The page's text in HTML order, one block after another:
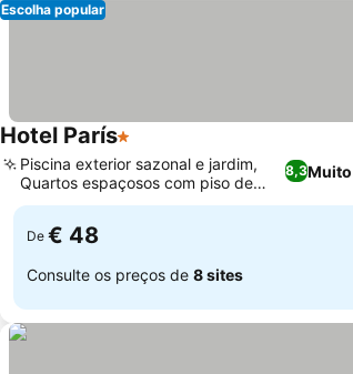
Escolha popular
Hotel París1 Estrelas
8,3
Piscina exterior sazonal e jardim,
Quartos espaçosos com piso de
madeira
De € 48
Consulte os preços de 8 sites